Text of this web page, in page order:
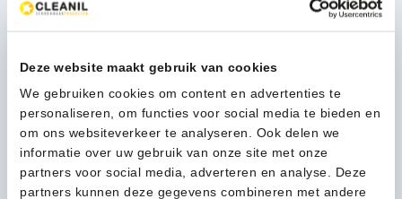
Deze website maakt gebruik van cookies
We gebruiken cookies om content en advertenties te
personaliseren, om functies voor social media te bieden en
om ons websiteverkeer te analyseren. Ook delen we
informatie over uw gebruik van onze site met onze
partners voor social media, adverteren en analyse. Deze
partners kunnen deze gegevens combineren met andere
aantal
Beschrijving
LS160-EU 17INCH LOW SPEED POLISHER